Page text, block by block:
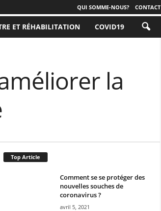
QUI SOMME-NOUS? CONTACT
ET RÉHABILITATION COVID19
la
Top Article
Comment se se protéger des
nouvelles souches de
coronavirus ?
avril 5, 2021